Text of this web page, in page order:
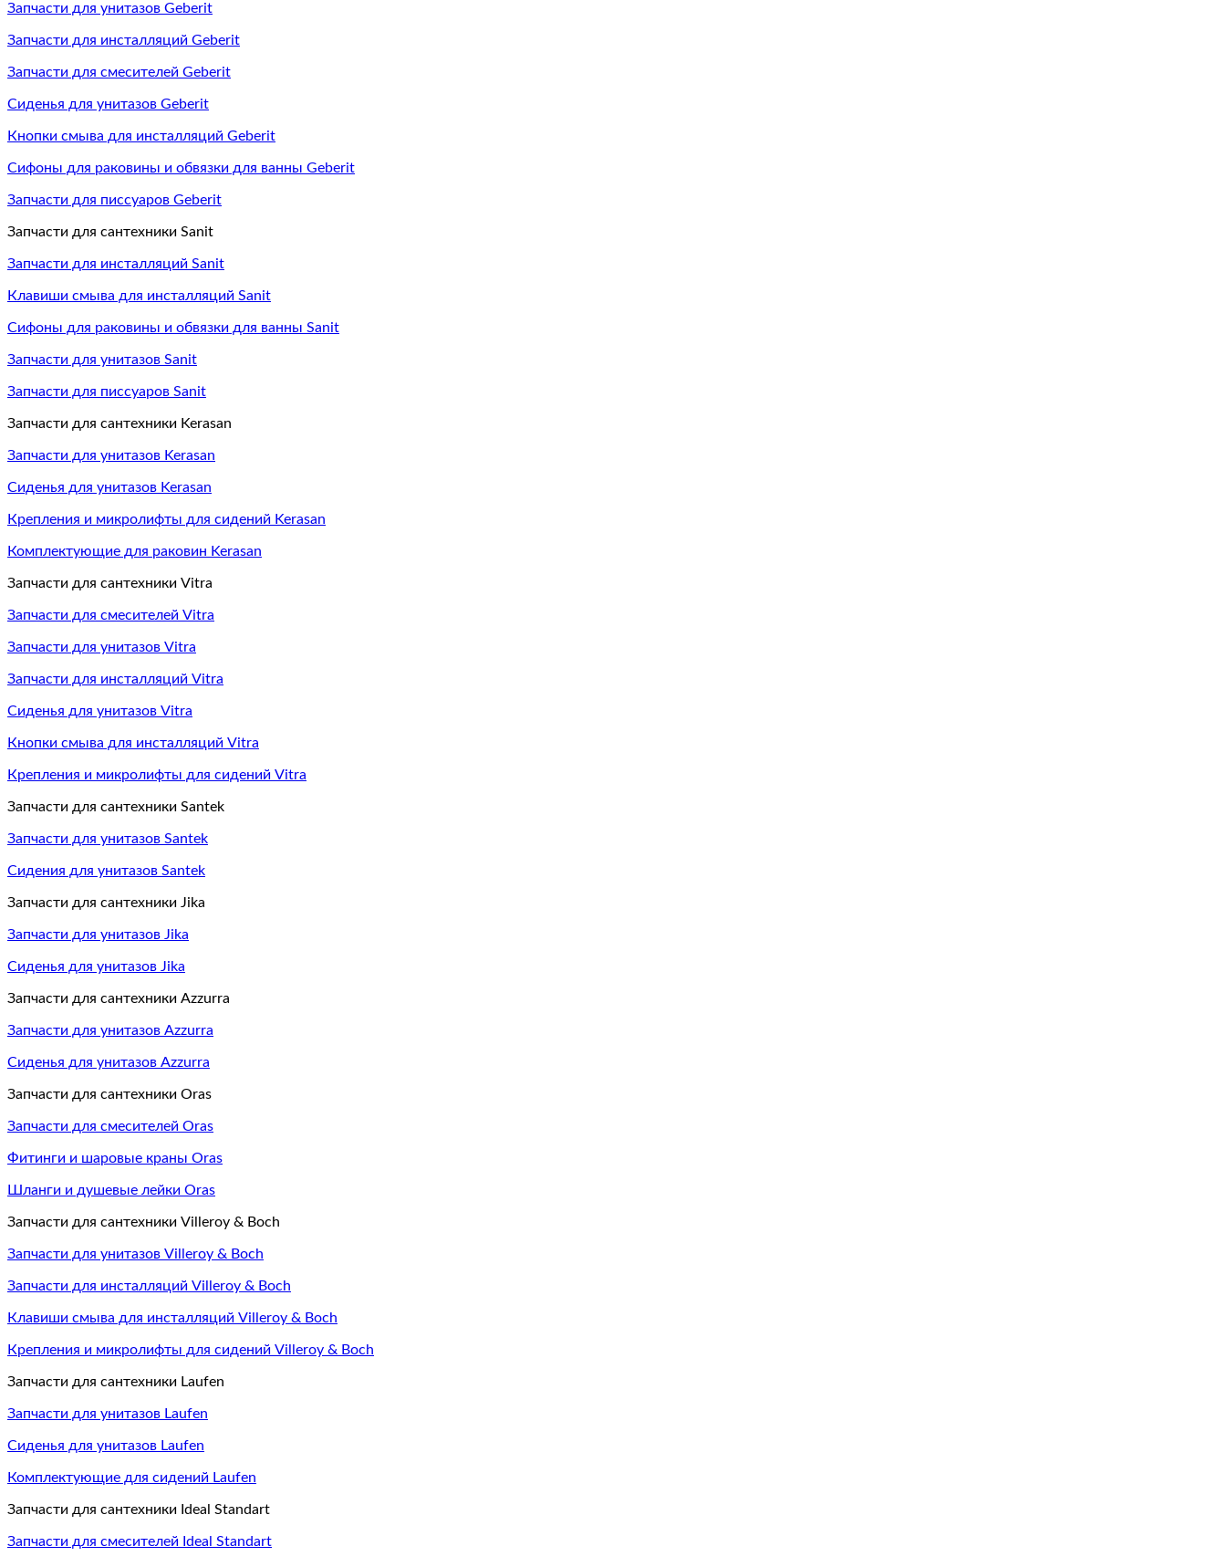
Запчасти для унитазов Geberit
Запчасти для инсталляций Geberit
Запчасти для смесителей Geberit
Сиденья для унитазов Geberit
Кнопки смыва для инсталляций Geberit
Сифоны для раковины и обвязки для ванны Geberit
Запчасти для писсуаров Geberit
Запчасти для сантехники Sanit
Запчасти для инсталляций Sanit
Клавиши смыва для инсталляций Sanit
Сифоны для раковины и обвязки для ванны Sanit
Запчасти для унитазов Sanit
Запчасти для писсуаров Sanit
Запчасти для сантехники Kerasan
Запчасти для унитазов Kerasan
Сиденья для унитазов Kerasan
Крепления и микролифты для сидений Kerasan
Комплектующие для раковин Kerasan
Запчасти для сантехники Vitra
Запчасти для смесителей Vitra
Запчасти для унитазов Vitra
Запчасти для инсталляций Vitra
Сиденья для унитазов Vitra
Кнопки смыва для инсталляций Vitra
Крепления и микролифты для сидений Vitra
Запчасти для сантехники Santek
Запчасти для унитазов Santek
Сидения для унитазов Santek
Запчасти для сантехники Jika
Запчасти для унитазов Jika
Сиденья для унитазов Jika
Запчасти для сантехники Azzurra
Запчасти для унитазов Azzurra
Сиденья для унитазов Azzurra
Запчасти для сантехники Oras
Запчасти для смесителей Oras
Фитинги и шаровые краны Oras
Шланги и душевые лейки Oras
Запчасти для сантехники Villeroy & Boch
Запчасти для унитазов Villeroy & Boch
Запчасти для инсталляций Villeroy & Boch
Клавиши смыва для инсталляций Villeroy & Boch
Крепления и микролифты для сидений Villeroy & Boch
Запчасти для сантехники Laufen
Запчасти для унитазов Laufen
Сиденья для унитазов Laufen
Комплектующие для сидений Laufen
Запчасти для сантехники Ideal Standart
Запчасти для смесителей Ideal Standart